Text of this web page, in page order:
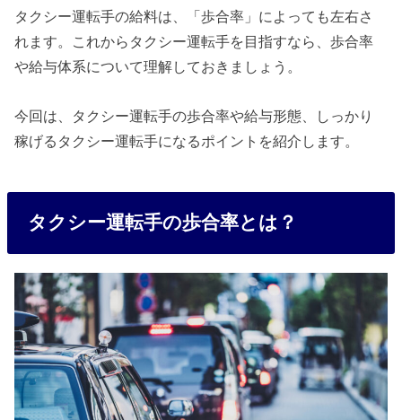
タクシー運転手の給料は、「歩合率」によっても左右さ
れます。これからタクシー運転手を目指すなら、歩合率
や給与体系について理解しておきましょう。
今回は、タクシー運転手の歩合率や給与形態、しっかり
稼げるタクシー運転手になるポイントを紹介します。
タクシー運転手の歩合率とは？